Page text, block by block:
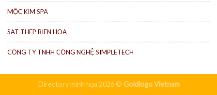
MỘC KIM SPA
SAT THEP BIEN HOA
CÔNG TY TNHH CÔNG NGHỆ SIMPLETECH
Directory minh họa 2026 © Goldlogo Vietnam